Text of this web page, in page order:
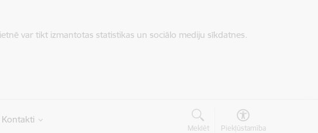
var tikt izmantotas statistikas un sociālo mediju sīkdatnes.
Kontakti
Meklēt Piekļūstamība